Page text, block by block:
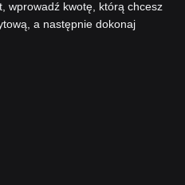
wprowadź kwotę, którą chcesz
a następnie dokonaj